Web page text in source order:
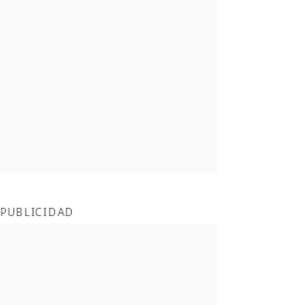
PUBLICIDAD